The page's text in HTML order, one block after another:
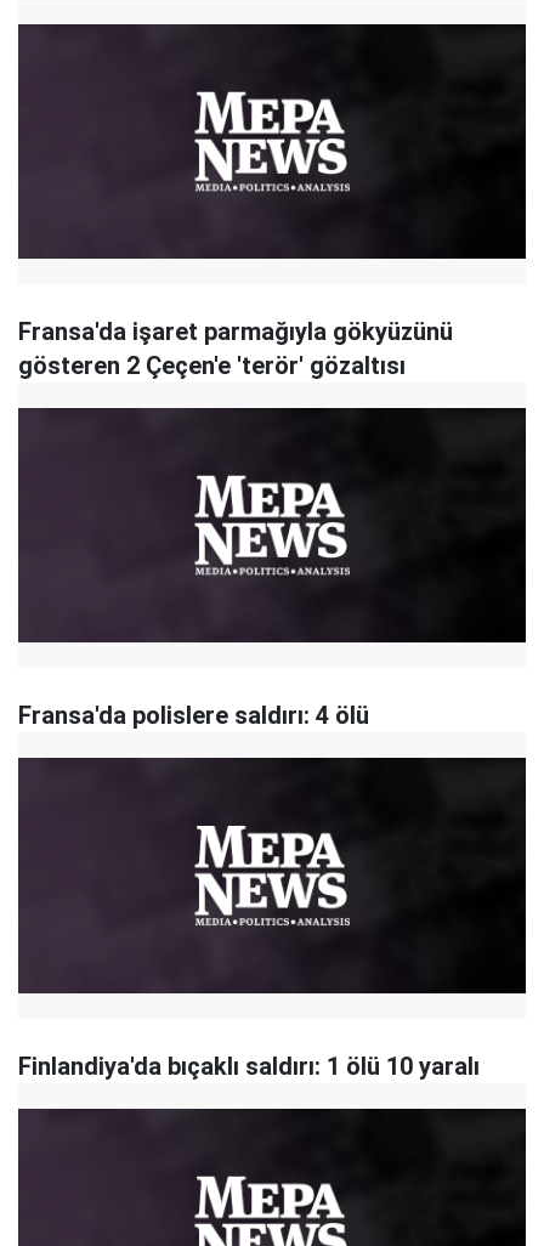
Fransa'da işaret parmağıyla gökyüzünü
gösteren 2 Çeçen'e 'terör' gözaltısı
Fransa'da polislere saldırı: 4 ölü
Finlandiya'da bıçaklı saldırı: 1 ölü 10 yaralı